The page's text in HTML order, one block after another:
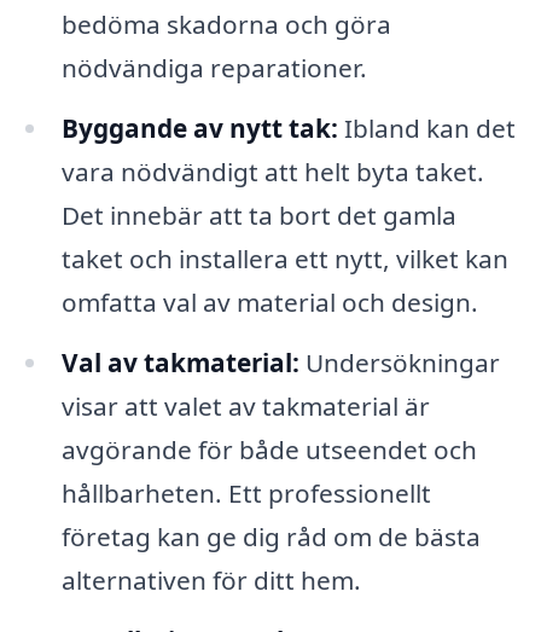
bedöma skadorna och göra
nödvändiga reparationer.
Byggande av nytt tak: Ibland kan det
vara nödvändigt att helt byta taket.
Det innebär att ta bort det gamla
taket och installera ett nytt, vilket kan
omfatta val av material och design.
Val av takmaterial: Undersökningar
visar att valet av takmaterial är
avgörande för både utseendet och
hållbarheten. Ett professionellt
företag kan ge dig råd om de bästa
alternativen för ditt hem.